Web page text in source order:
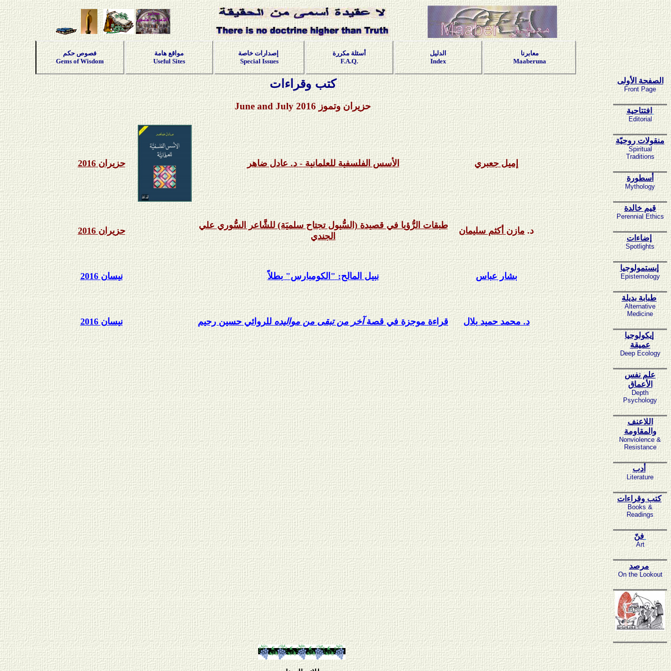
فصوص حكم
Gems of Wisdom
مواقع هامة
Useful Sites
إصدارات خاصة
Special Issues
أسئلة مكررة
F.A.Q.
الدليل
Index
معابرنا
Maaberuna
كتب وقراءات
حزيران وتموز 2016
June and July
حزيران 2016 الأسس الفلسفية للعلمانية - د. عادل ضاهر إميل جعبري
حزيران 2016
طبقات الرُّؤيا في قصيدة (السُّيول تجتاح سلميَة) للشَّاعر السُّوري علي
الجندي
د.مازن أكثم سليمان
نيسان 2016 نبيل المالح: "الكومبارس" بطلاً بشار عباس
نيسان 2016 قراءة موجزة في قصةآخر من تبقى من مواليدهللروائي حسين رحيم د. محمد حميد بلال
الصفحة الأولى
Front Page
افتتاحية
Editorial
منقولات روحيّة
Spiritual
Traditions
أسطورة
Mythology
قيم خالدة
Perennial Ethics
إضاءات
Spotlights
إبستمولوجيا
Epistemology
طبابة بديلة
Alternative
Medicine
إيكولوجيا
عميقة
Deep Ecology
علم نفس
الأعماق
Depth
Psychology
اللاعنف
والمقاومة
Nonviolence &
Resistance
أدب
Literature
كتب وقراءات
Books &
Readings
فنّ
Art
مرصد
On the Lookout